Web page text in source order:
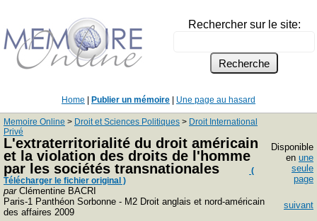
Rechercher sur le site:
Home Publier un mémoire Une page au hasard
Memoire Online > Droit et Sciences Politiques > Droit International
Privé
L'extraterritorialité du droit américain
et la violation des droits de l'homme
par les sociétés transnationales
(
Télécharger le fichier original )
parClémentine BACRI
Paris-1 Panthéon Sorbonne - M2 Droit anglais et nord-américain
des affaires 2009
Disponible
en une
seule
page
suivant